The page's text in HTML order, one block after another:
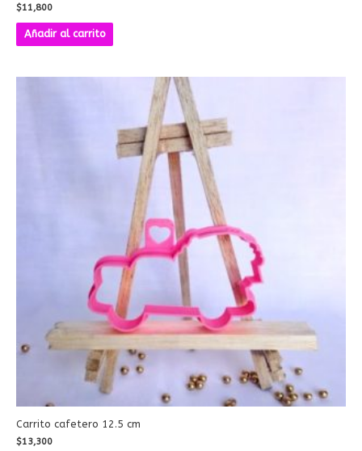
$11,800
Añadir al carrito
Carrito cafetero 12.5 cm
$13,300